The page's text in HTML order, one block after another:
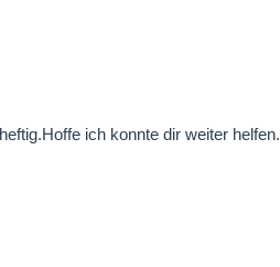
ich konnte dir weiter helfen.